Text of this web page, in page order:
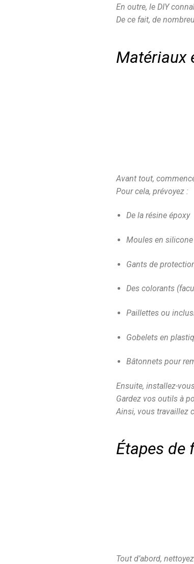
En outre, le DIY
De ce fait, de
Matériaux
Avant tout,
Pour cela, prévoyez :
De la résine époxy
Moules en silicone
Gants de
Des colorants
Paillettes ou
Gobelets en
Bâtonnets pour
Ensuite, installez-
Gardez vos outils à
Ainsi, vous travaillez
Étapes de
Tout d’abord,